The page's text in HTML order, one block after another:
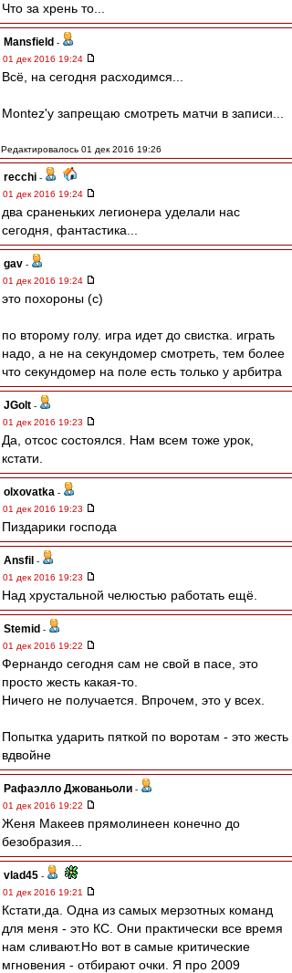
Что за хрень то...
Mansfield -
01 дек 2016 19:24
Всё, на сегодня расходимся...
Montez'у запрещаю смотреть матчи в записи...
Редактировалось 01 дек 2016 19:26
recchi -
01 дек 2016 19:24
два сраненьких легионера уделали нас
сегодня, фантастика...
gav -
01 дек 2016 19:24
это похороны (с)
по второму голу. игра идет до свистка. играть
надо, а не на секундомер смотреть, тем более
что секундомер на поле есть только у арбитра
JGolt -
01 дек 2016 19:23
Да, отсос состоялся. Нам всем тоже урок,
кстати.
olxovatka -
01 дек 2016 19:23
Пиздарики господа
Ansfil -
01 дек 2016 19:23
Над хрустальной челюстью работать ещё.
Stemid -
01 дек 2016 19:22
Фернандо сегодня сам не свой в пасе, это
просто жесть какая-то.
Ничего не получается. Впрочем, это у всех.
Попытка ударить пяткой по воротам - это жесть
вдвойне
Рафаэлло Джованьоли -
01 дек 2016 19:22
Женя Макеев прямолинеен конечно до
безобразия...
vlad45 -
01 дек 2016 19:21
Кстати,да. Одна из самых мерзотных команд
для меня - это КС. Они практически все время
нам сливают.Но вот в самые критические
мгновения - отбирают очки. Я про 2009